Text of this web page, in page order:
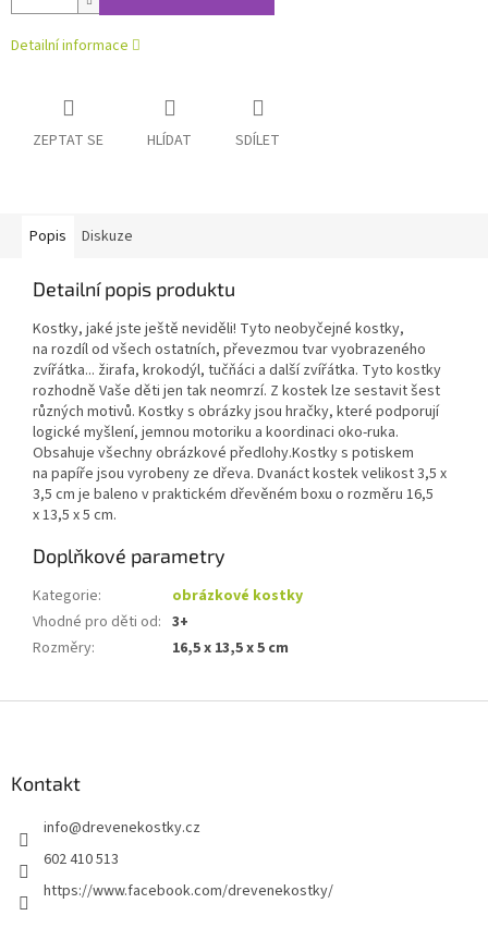
Detailní informace
ZEPTAT SE HLÍDAT SDÍLET
Popis Diskuze
Detailní popis produktu
Kostky, jaké jste ještě neviděli! Tyto neobyčejné kostky,
na rozdíl od všech ostatních, převezmou tvar vyobrazeného
zvířátka... žirafa, krokodýl, tučňáci a další zvířátka. Tyto kostky
rozhodně Vaše děti jen tak neomrzí. Z kostek lze sestavit šest
různých motivů. Kostky s obrázky jsou hračky, které podporují
logické myšlení, jemnou motoriku a koordinaci oko-ruka.
Obsahuje všechny obrázkové předlohy.Kostky s potiskem
na papíře jsou vyrobeny ze dřeva. Dvanáct kostek velikost 3,5 x
3,5 cm je baleno v praktickém dřevěném boxu o rozměru 16,5
x 13,5 x 5 cm.
Doplňkové parametry
Kategorie:
obrázkové kostky
Vhodné pro děti od: 3+
Rozměry: 16,5 x 13,5 x 5 cm
Kontakt
info@drevenekostky.cz
602 410 513
https://www.facebook.com/drevenekostky/